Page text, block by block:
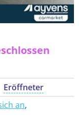
Eröffneter
an,